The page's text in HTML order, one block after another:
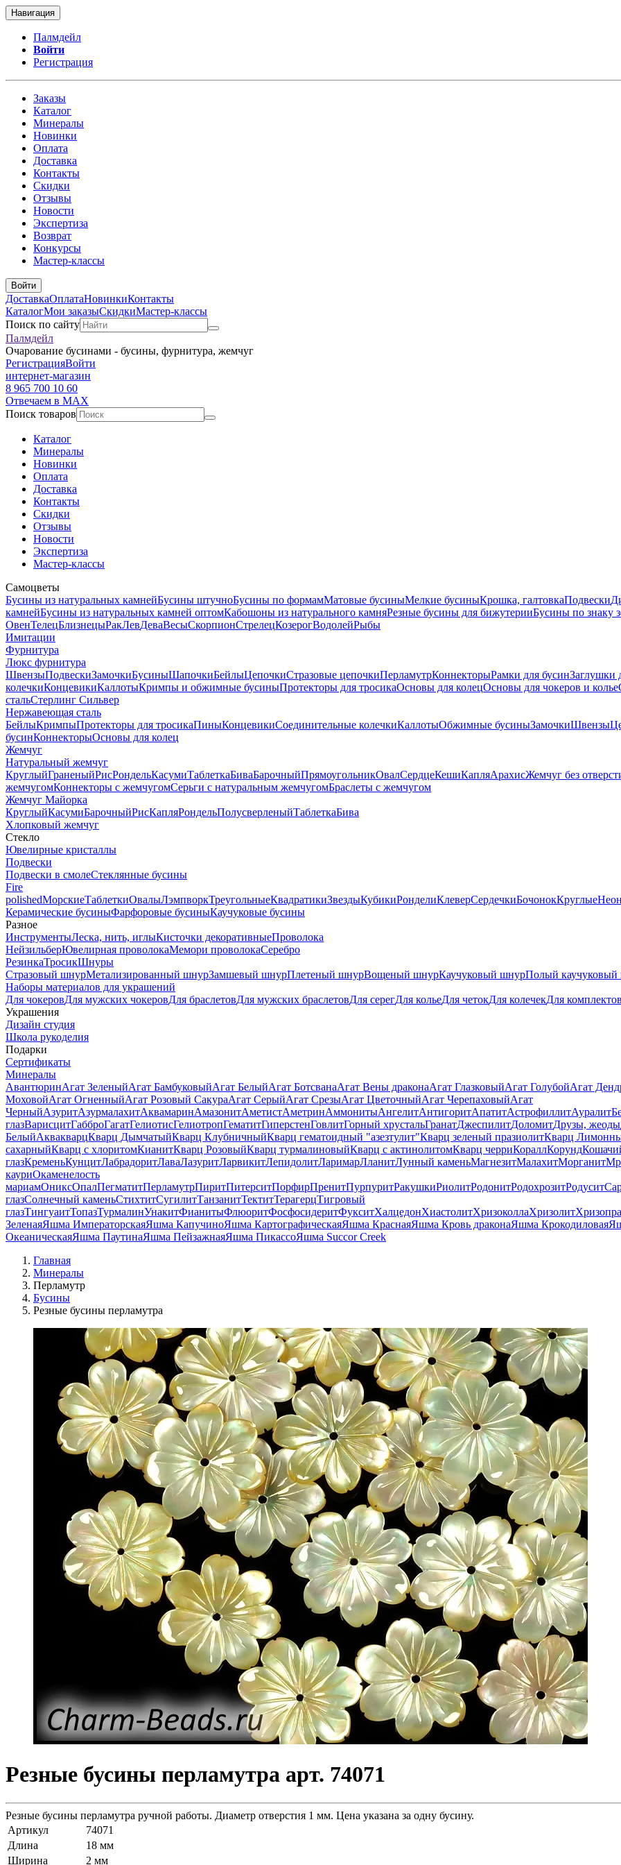
Навигация
Палмдейл
Войти
Регистрация
Заказы
Каталог
Минералы
Новинки
Оплата
Доставка
Контакты
Скидки
Отзывы
Новости
Экспертиза
Возврат
Конкурсы
Мастер-классы
Войти
ДоставкаОплатаНовинкиКонтакты
КаталогМои заказыСкидкиМастер-классы
Поиск по сайту
Палмдейл
Очарование бусинами - бусины, фурнитура, жемчуг
РегистрацияВойти
интернет-магазин
8 965 700 10 60
Отвечаем в MAX
Поиск товаров
Каталог
Минералы
Новинки
Оплата
Доставка
Контакты
Скидки
Отзывы
Новости
Экспертиза
Мастер-классы
Самоцветы
Бусины из натуральных камнейБусины штучноБусины по формамМатовые бусиныМелкие бусиныКрошка, галтовкаПодвески
камнейБусины из натуральных камней оптомКабошоны из натурального камняРезные бусины для бижутерииБусины по знаку
ОвенТелецБлизнецыРакЛевДеваВесыСкорпионСтрелецКозерогВодолейРыбы
Имитации
Фурнитура
Люкс фурнитура
ШвензыПодвескиЗамочкиБусиныШапочкиБейлыЦепочкиСтразовые цепочкиПерламутрКоннекторыРамки для бусинЗаглушки
колечкиКонцевикиКаллотыКримпы и обжимные бусиныПротекторы для тросикаОсновы для колецОсновы для чокеров и колье
стальСтерлинг Сильвер
Нержавеющая сталь
БейлыКримпыПротекторы для тросикаПиныКонцевикиСоединительные колечкиКаллотыОбжимные бусиныЗамочкиШвензы
бусинКоннекторыОсновы для колец
Жемчуг
Натуральный жемчуг
КруглыйГраненыйРисРондельКасумиТаблеткаБиваБарочныйПрямоугольникОвалСердцеКешиКапляАрахисЖемчуг без
жемчугомКоннекторы с жемчугомСерьги с натуральным жемчугомБраслеты с жемчугом
Жемчуг Майорка
КруглыйКасумиБарочныйРисКапляРондельПолусверленыйТаблеткаБива
Хлопковый жемчуг
Стекло
Ювелирные кристаллы
Подвески
Подвески в смолеСтеклянные бусины
Fire
polishedМорскиеТаблеткиОвалыЛэмпворкТреугольныеКвадратикиЗвездыКубикиРонделиКлеверСердечкиБочонокКруглые
Керамические бусиныФарфоровые бусиныКаучуковые бусины
Разное
ИнструментыЛеска, нить, иглыКисточки декоративныеПроволока
НейзильберЮвелирная проволокаМемори проволокаСеребро
РезинкаТросикШнуры
Стразовый шнурМетализированный шнурЗамшевый шнурПлетеный шнурВощеный шнурКаучуковый шнурПолый
Наборы материалов для украшений
Для чокеровДля мужских чокеровДля браслетовДля мужских браслетовДля серегДля кольеДля четокДля колечекДля
Украшения
Дизайн студия
Школа рукоделия
Подарки
Сертификаты
Минералы
АвантюринАгат ЗеленыйАгат БамбуковыйАгат БелыйАгат БотсванаАгат Вены драконаАгат ГлазковыйАгат ГолубойАгат
МоховойАгат ОгненныйАгат Розовый СакураАгат СерыйАгат СрезыАгат ЦветочныйАгат ЧерепаховыйАгат
ЧерныйАзуритАзурмалахитАквамаринАмазонитАметистАметринАммонитыАнгелитАнтигоритАпатитАстрофиллитАуралит
глазВарисцитГабброГагатГелиотисГелиотропГематитГиперстенГовлитГорный хрустальГранатДжеспилитДоломитДрузы, жеоды
БелыйАквакварцКварц ДымчатыйКварц КлубничныйКварц гематоидный "азезтулит"Кварц зеленый празиолитКварц
сахарныйКварц с хлоритомКианитКварц РозовыйКварц турмалиновыйКварц с актинолитомКварц черриКораллКорунд
глазКременьКунцитЛабрадоритЛаваЛазуритЛарвикитЛепидолитЛаримарЛланитЛунный каменьМагнезитМалахитМорганит
кауриОкаменелость
мариамОниксОпалПегматитПерламутрПиритПитерситПорфирПренитПурпуритРакушкиРиолитРодонитРодохрозитРодусит
глазСолнечный каменьСтихтитСугилитТанзанитТектитТерагерцТигровый
глазТингуаитТопазТурмалинУнакитФианитыФлюоритФосфосидеритФукситХалцедонХиастолитХризоколлаХризолит
ЗеленаяЯшма ИмператорскаяЯшма КапучиноЯшма КартографическаяЯшма КраснаяЯшма Кровь драконаЯшма Крокодиловая
ОкеаническаяЯшма ПаутинаЯшма ПейзажнаяЯшма ПикассоЯшма Succor Creek
Главная
Минералы
Перламутр
Бусины
Резные бусины перламутра
Резные бусины перламутра арт. 74071
Резные бусины перламутра ручной работы. Диаметр отверстия 1 мм. Цена указана за одну бусину.
Артикул
74071
Длина
18 мм
Ширина
2 мм